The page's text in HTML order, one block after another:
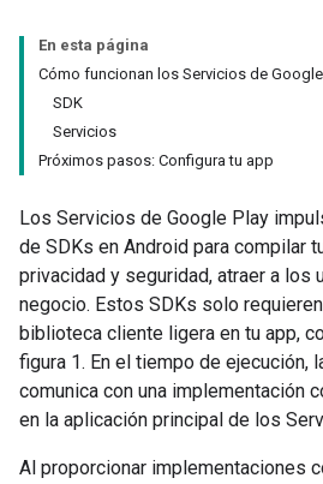
En esta página
Cómo funcionan los Servicios de Google
SDK
Servicios
Próximos pasos: Configura tu app
Los Servicios de Google Play
de SDKs en Android para compilar
privacidad y seguridad, atraer a los
negocio. Estos SDKs solo
biblioteca cliente ligera en tu app,
figura 1. En el tiempo de ejecución,
comunica con una implementación
en la aplicación principal de los
Al proporcionar implementaciones